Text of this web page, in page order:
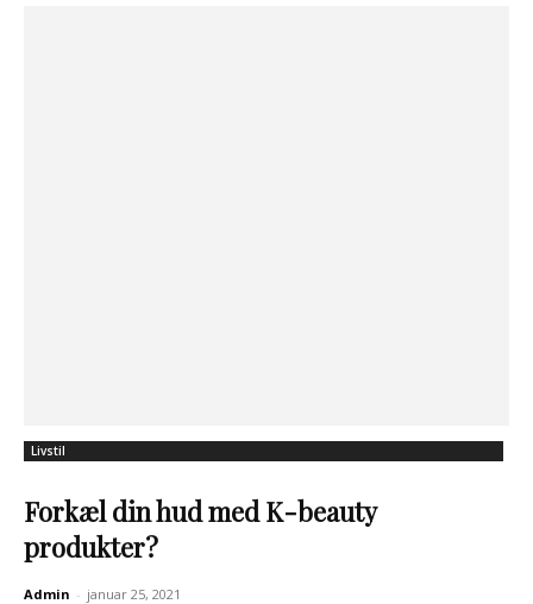
Livstil
Forkæl din hud med K-beauty
produkter?
Admin - januar 25, 2021